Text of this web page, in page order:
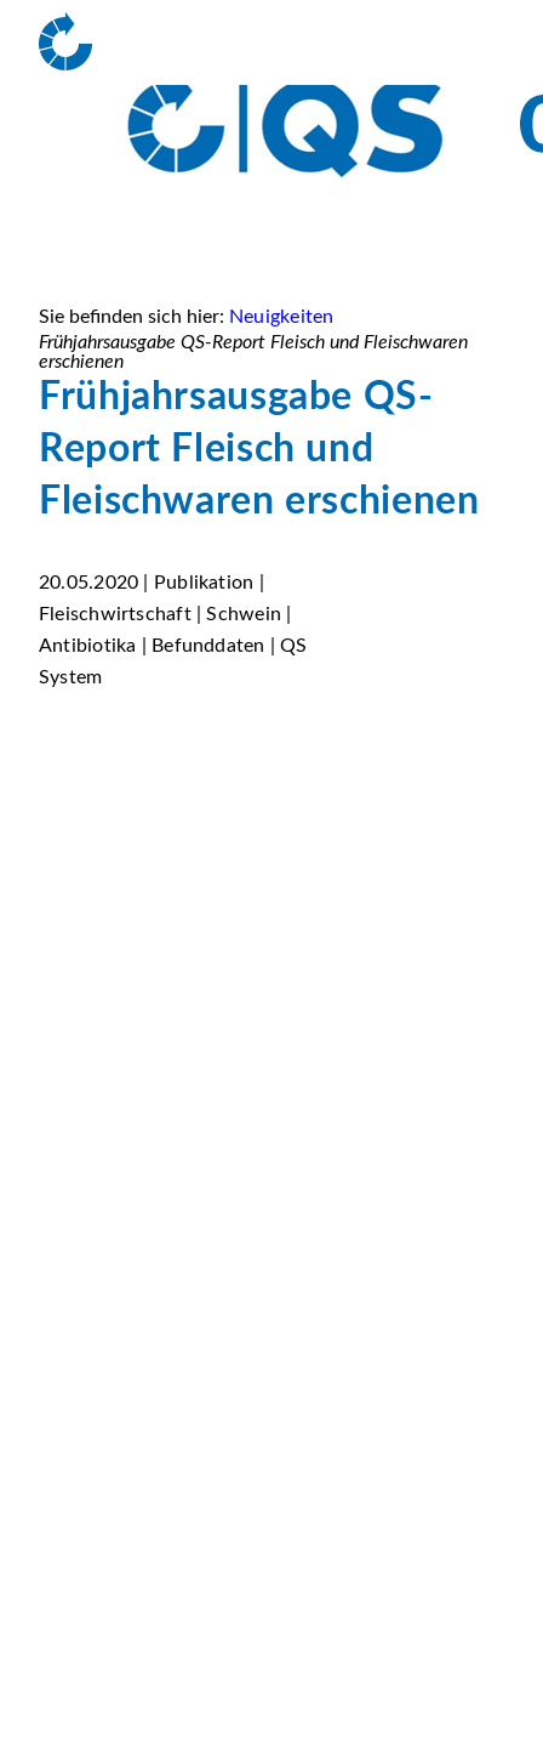
Sie befinden sich hier: Neuigkeiten
Frühjahrsausgabe QS-Report Fleisch und Fleischwaren
erschienen
Frühjahrsausgabe QS-
Report Fleisch und
Fleischwaren erschienen
20.05.2020 | Publikation |
Fleischwirtschaft | Schwein |
Antibiotika | Befunddaten | QS
System